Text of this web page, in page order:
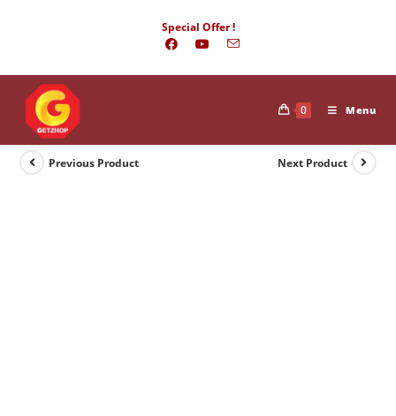
Special Offer !
0 Menu
Previous Product Next Product